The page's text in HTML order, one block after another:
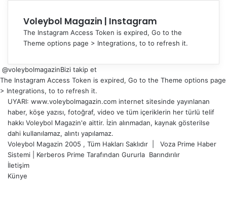
Voleybol Magazin | Instagram
The Instagram Access Token is expired, Go to the
Theme options page > Integrations, to to refresh it.
@voleybolmagazinBizi takip et
The Instagram Access Token is expired, Go to the Theme options page
> Integrations, to to refresh it.
UYARI: www.voleybolmagazin.com internet sitesinde yayınlanan
haber, köşe yazısı, fotoğraf, video ve tüm içeriklerin her türlü telif
hakkı Voleybol Magazin'e aittir. İzin alınmadan, kaynak gösterilse
dahi kullanılamaz, alıntı yapılamaz.
Voleybol Magazin 2005 , Tüm Hakları Saklıdır | Voza Prime Haber
Sistemi
Kerberos Prime Tarafından Gururla Barındırılır
İletişim
Künye